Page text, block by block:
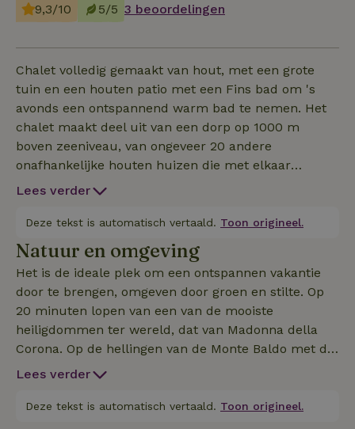
9,3/10 5/5 3 beoordelingen
Chalet volledig gemaakt van hout, met een grote
tuin en een houten patio met een Fins bad om 's
avonds een ontspannend warm bad te nemen. Het
chalet maakt deel uit van een dorp op 1000 m
boven zeeniveau, van ongeveer 20 andere
onafhankelijke houten huizen die met elkaar
verbonden zijn door kleine weggetjes en trappen.
woonkamer met een slaapbank en een kleine
keuken. Het biedt accommodatie voor een groot
gezin of twee/drie stellen. Ideaal voor gezinnen met
kinderen en/of dieren, hoewel de tuin niet omheind
is. Gelegen op 15 minuten rijden van het prachtige
Gardameer en op 40 minuten rijden van de
prachtige stad Verona.
Lees verder
Deze tekst is automatisch vertaald. Toon origineel.
Natuur en omgeving
Het is de ideale plek om een ontspannen vakantie
door te brengen, omgeven door groen en stilte. Op
20 minuten lopen van een van de mooiste
heiligdommen ter wereld, dat van Madonna della
Corona. Op de hellingen van de Monte Baldo met de
mogelijkheid om te wandelen en de Telegrafo
prachtig uitzicht op het Gardameer beneden.
Lees verder
Deze tekst is automatisch vertaald. Toon origineel.